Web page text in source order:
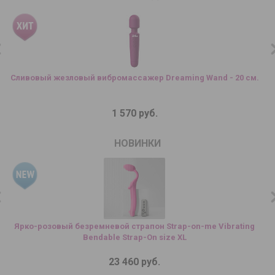
Сливовый жезловый вибромассажер Dreaming Wand - 20 см.
1 570 руб.
НОВИНКИ
Ярко-розовый безремневой страпон Strap-on-me Vibrating
Bendable Strap-On size XL
23 460 руб.